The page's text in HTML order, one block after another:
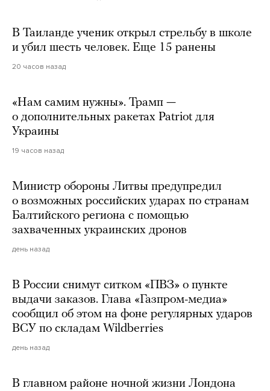
В Таиланде ученик открыл стрельбу в школе
и убил шесть человек. Еще 15 ранены
20 часов назад
«Нам самим нужны». Трамп —
о дополнительных ракетах Patriot для
Украины
19 часов назад
Министр обороны Литвы предупредил
о возможных российских ударах по странам
Балтийского региона с помощью
захваченных украинских дронов
день назад
В России снимут ситком «ПВЗ» о пункте
выдачи заказов. Глава «Газпром-медиа»
сообщил об этом на фоне регулярных ударов
ВСУ по складам Wildberries
день назад
В главном районе ночной жизни Лондона